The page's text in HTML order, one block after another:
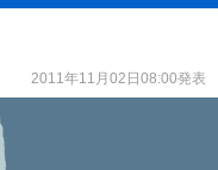
2011年11月02日08:00発表